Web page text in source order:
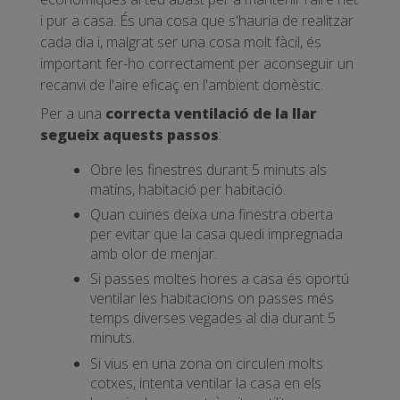
i pur a casa. És una cosa que s'hauria de realitzar
cada dia i, malgrat ser una cosa molt fàcil, és
important fer-ho correctament per aconseguir un
recanvi de l'aire eficaç en l'ambient domèstic.
Per a una correcta ventilació de la llar
segueix aquests passos:
Obre les finestres durant 5 minuts als
matins, habitació per habitació.
Quan cuines deixa una finestra oberta
per evitar que la casa quedi impregnada
amb olor de menjar.
Si passes moltes hores a casa és oportú
ventilar les habitacions on passes més
temps diverses vegades al dia durant 5
minuts.
Si vius en una zona on circulen molts
cotxes, intenta ventilar la casa en els